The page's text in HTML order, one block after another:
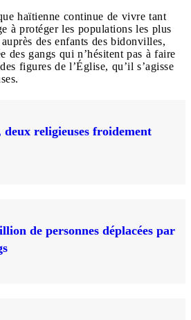
haïtienne continue de vivre tant
à protéger les populations les plus
des enfants des bidonvilles,
des gangs qui n’hésitent pas à faire
figures de l’Église, qu’il s’agisse
deux religieuses froidement
de personnes déplacées par